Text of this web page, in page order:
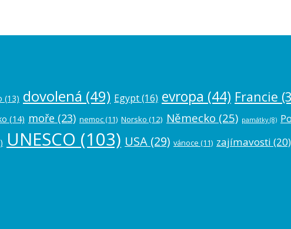
(13) dovolená (49) Egypt(16) evropa (44) Francie
(14) moře (23) nemoc(11) Norsko (12) Německo (25) památky(8)
UNESCO (103) USA (29) vánoce (11) zajímavosti (20)